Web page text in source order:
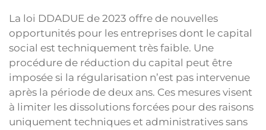
La loi DDADUE de 2023 offre de nouvelles
opportunités pour les entreprises dont le capital
social est techniquement très faible. Une
procédure de réduction du capital peut être
imposée si la régularisation n’est pas intervenue
après la période de deux ans. Ces mesures visent
à limiter les dissolutions forcées pour des raisons
uniquement techniques et administratives sans